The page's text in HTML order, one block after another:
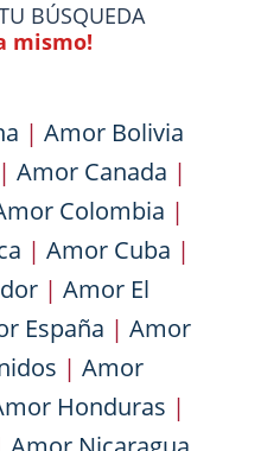
BÚSQUEDA
mismo!
| Amor Bolivia
| Amor Canada |
Colombia |
| Amor Cuba |
| Amor El
España | Amor
| Amor
Honduras |